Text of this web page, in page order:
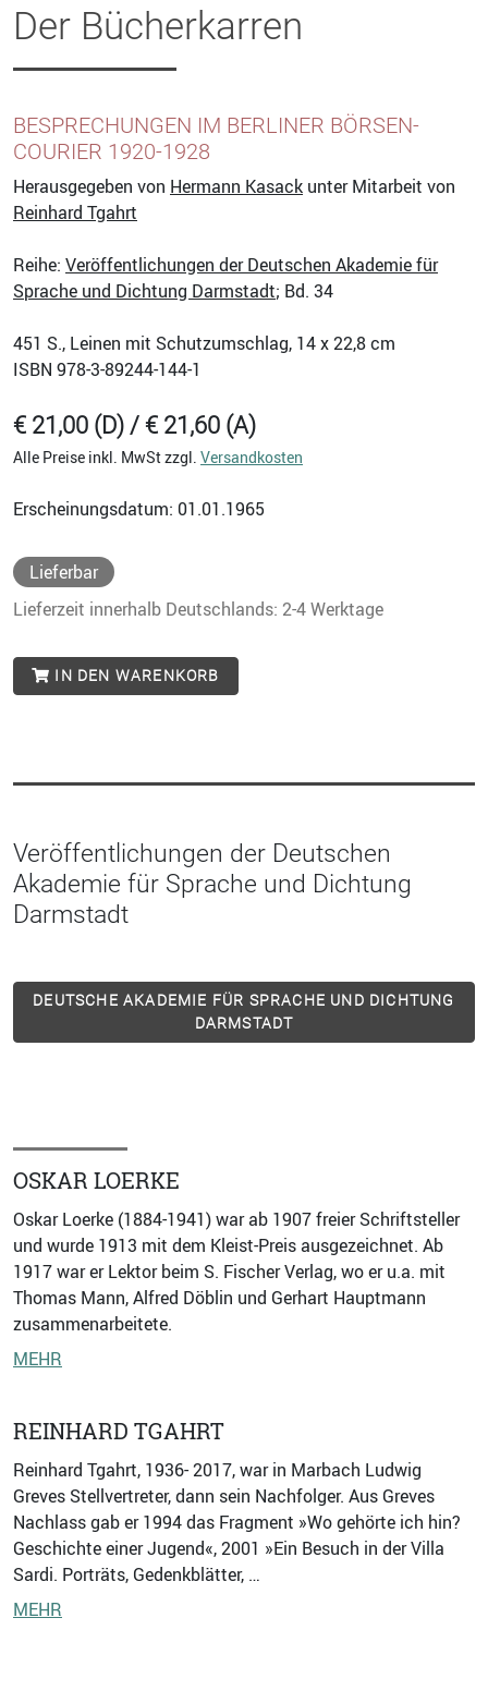
Der Bücherkarren
BESPRECHUNGEN IM BERLINER BÖRSEN-
COURIER 1920-1928
Herausgegeben von Hermann Kasack unter Mitarbeit von
Reinhard Tgahrt
Reihe: Veröffentlichungen der Deutschen Akademie für
Sprache und Dichtung Darmstadt; Bd. 34
451 S., Leinen mit Schutzumschlag, 14 x 22,8 cm
ISBN 978-3-89244-144-1
€ 21,00 (D) / € 21,60 (A)
Alle Preise inkl. MwSt zzgl. Versandkosten
Erscheinungsdatum: 01.01.1965
Lieferbar
Lieferzeit innerhalb Deutschlands: 2-4 Werktage
IN DEN WARENKORB
Veröffentlichungen der Deutschen
Akademie für Sprache und Dichtung
Darmstadt
DEUTSCHE AKADEMIE FÜR SPRACHE UND DICHTUNG
DARMSTADT
OSKAR LOERKE
Oskar Loerke (1884-1941) war ab 1907 freier Schriftsteller
und wurde 1913 mit dem Kleist-Preis ausgezeichnet. Ab
1917 war er Lektor beim S. Fischer Verlag, wo er u.a. mit
Thomas Mann, Alfred Döblin und Gerhart Hauptmann
zusammenarbeitete.
MEHR
REINHARD TGAHRT
Reinhard Tgahrt, 1936- 2017, war in Marbach Ludwig
Greves Stellvertreter, dann sein Nachfolger. Aus Greves
Nachlass gab er 1994 das Fragment »Wo gehörte ich hin?
Geschichte einer Jugend«, 2001 »Ein Besuch in der Villa
Sardi. Porträts, Gedenkblätter, …
MEHR